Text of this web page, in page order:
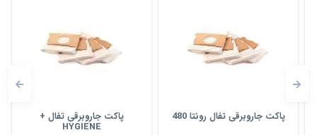
پاکت جاروبرقی تفال رونتا 480 پاکت جاروبرقی تفال +
HYGIENE